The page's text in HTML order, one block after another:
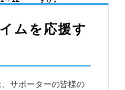
ムを応援す
サポーターの皆様の